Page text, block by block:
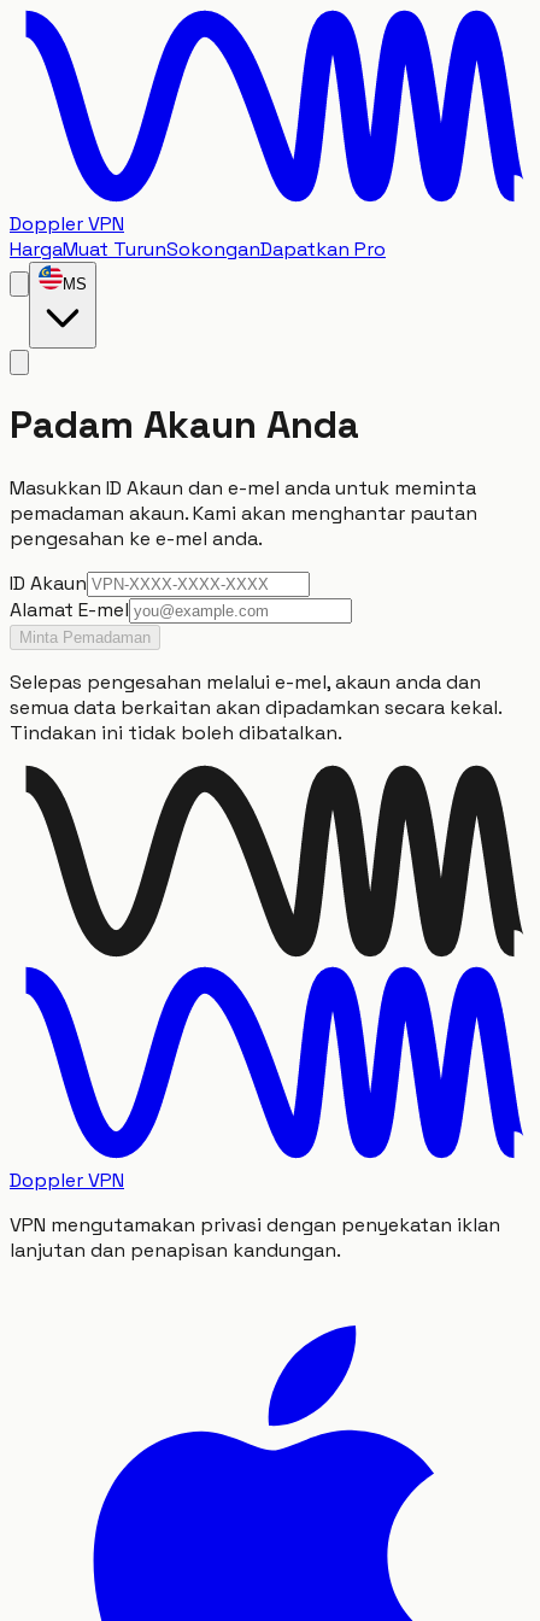
Doppler VPN
HargaMuat TurunSokonganDapatkan Pro
MS
Padam Akaun Anda
Masukkan ID Akaun dan e-mel anda untuk meminta
pemadaman akaun. Kami akan menghantar pautan
pengesahan ke e-mel anda.
ID Akaun
Alamat E-mel
Minta Pemadaman
Selepas pengesahan melalui e-mel, akaun anda dan
semua data berkaitan akan dipadamkan secara kekal.
Tindakan ini tidak boleh dibatalkan.
Doppler VPN
VPN mengutamakan privasi dengan penyekatan iklan
lanjutan dan penapisan kandungan.